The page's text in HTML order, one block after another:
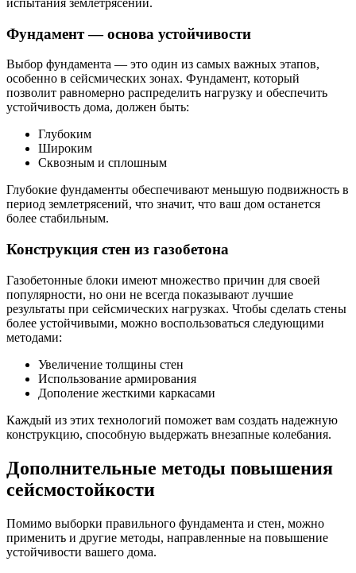
Фундамент — основа устойчивости
Выбор фундамента — это один из самых важных этапов,
особенно в сейсмических зонах. Фундамент, который
позволит равномерно распределить нагрузку и обеспечить
устойчивость дома, должен быть:
Глубоким
Широким
Сквозным и сплошным
Глубокие фундаменты обеспечивают меньшую подвижность в
период землетрясений, что значит, что ваш дом останется
более стабильным.
Конструкция стен из газобетона
Газобетонные блоки имеют множество причин для своей
популярности, но они не всегда показывают лучшие
результаты при сейсмических нагрузках. Чтобы сделать стены
более устойчивыми, можно воспользоваться следующими
методами:
Увеличение толщины стен
Использование армирования
Дополение жесткими каркасами
Каждый из этих технологий поможет вам создать надежную
конструкцию, способную выдержать внезапные колебания.
Дополнительные методы повышения
сейсмостойкости
Помимо выборки правильного фундамента и стен, можно
применить и другие методы, направленные на повышение
устойчивости вашего дома.